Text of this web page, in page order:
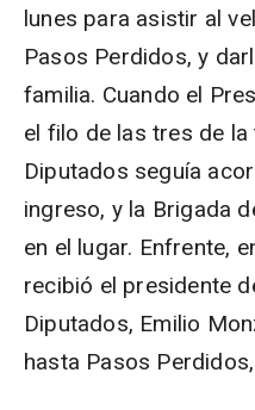
lunes para asistir al
Pasos Perdidos, y
familia. Cuando el
el filo de las tres de la
Diputados seguía
ingreso, y la Brigada
en el lugar. Enfrente,
recibió el presidente
Diputados, Emilio
hasta Pasos